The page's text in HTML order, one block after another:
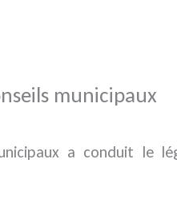
municipaux
a conduit le